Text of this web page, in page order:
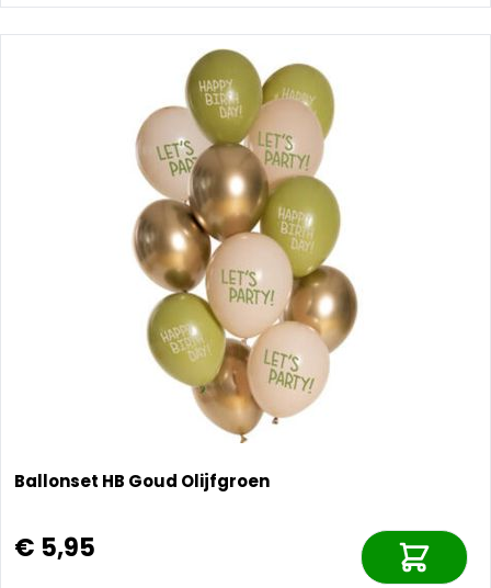
Ballonset HB Goud Olijfgroen
€ 5,95